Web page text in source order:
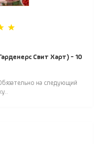
Свит Харт) - 10
на следующий